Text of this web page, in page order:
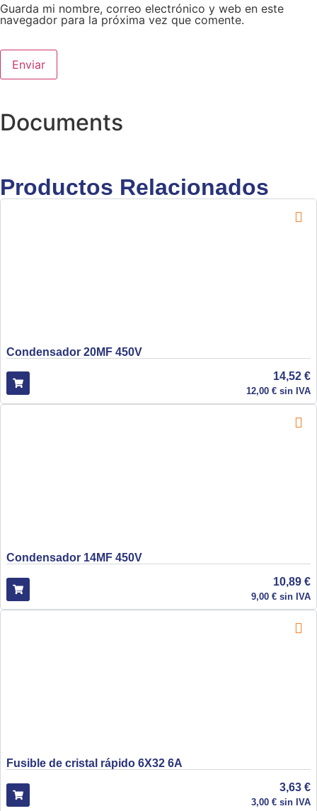
Guarda mi nombre, correo electrónico y web en este
navegador para la próxima vez que comente.
Documents
Productos Relacionados
Condensador 20MF 450V
14,52 €
12,00 € sin IVA
Condensador 14MF 450V
10,89 €
9,00 € sin IVA
Fusible de cristal rápido 6X32 6A
3,63 €
3,00 € sin IVA